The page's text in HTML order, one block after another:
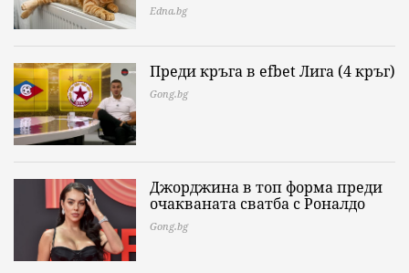
Edna.bg
Преди кръга в efbet Лига (4 кръг)
Gong.bg
Джорджина в топ форма преди
очакваната сватба с Роналдо
Gong.bg